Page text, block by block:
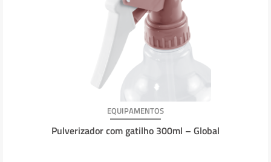
EQUIPAMENTOS
Pulverizador com gatilho 300ml – Global